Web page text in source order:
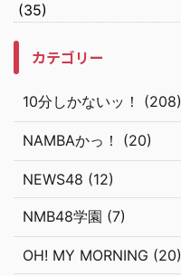
(35)
カテゴリー
10分しかないッ！ (208)
NAMBAかっ！ (20)
NEWS48 (12)
NMB48学園 (7)
OH! MY MORNING (20)